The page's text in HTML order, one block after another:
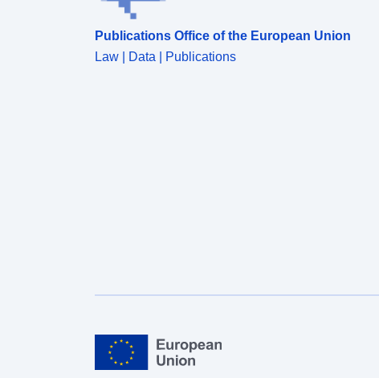
Publications Office of the European Union
Law | Data | Publications